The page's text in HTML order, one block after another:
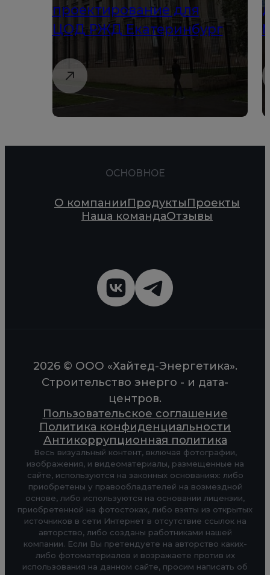
проектирование для
ЦОД РЖД Екатеринбург
ОСНОВНОЕ
О компанииПродуктыПроекты
Наша командаОтзывы
2026 © ООО «Хайтед-Энергетика».
Строительство энерго - и дата-
центров.
Пользовательское соглашение
Политика конфиденциальности
Антикоррупционная политика
Весь визуальный контент, включая фотографии,
изображения, и видеоматериалы, размещенные на
сайте, используются на законных основаниях: либо
приобретены у правообладателей на возмездной
основе, либо используются на основании лицензии,
приобретенной на фотостоках, либо взяты из открытых
источников в сети Интернет в отсутствие ссылок на
авторство, либо созданы работниками нашей
компании. Если Вы претендуете на авторство каких-
либо фотоматериалов и возражаете против их
использования на данном сайте, просим написать об